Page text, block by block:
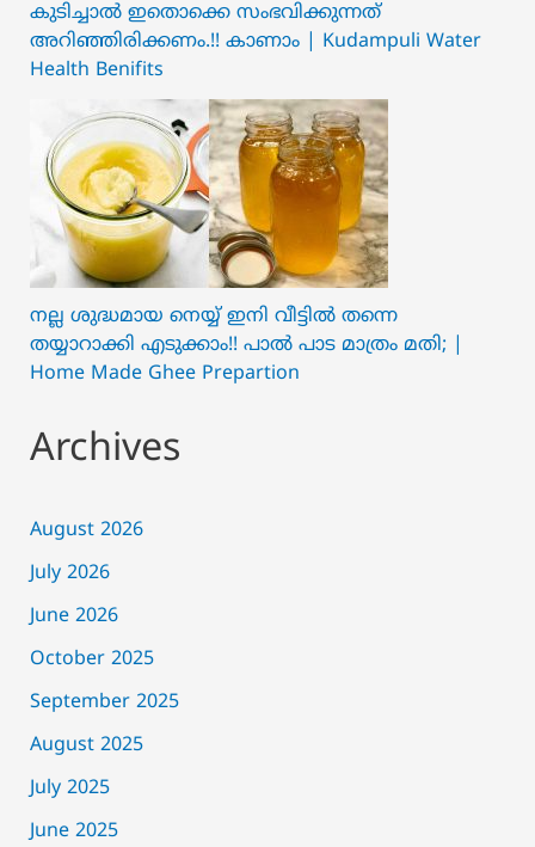
കുടിച്ചാൽ ഇതൊക്കെ സംഭവിക്കുന്നത്
അറിഞ്ഞിരിക്കണം.!! കാണാം | Kudampuli Water
Health Benifits
നല്ല ശുദ്ധമായ നെയ്യ് ഇനി വീട്ടിൽ തന്നെ
തയ്യാറാക്കി എടുക്കാം!! പാൽ പാട മാത്രം മതി; |
Home Made Ghee Prepartion
Archives
August 2026
July 2026
June 2026
October 2025
September 2025
August 2025
July 2025
June 2025